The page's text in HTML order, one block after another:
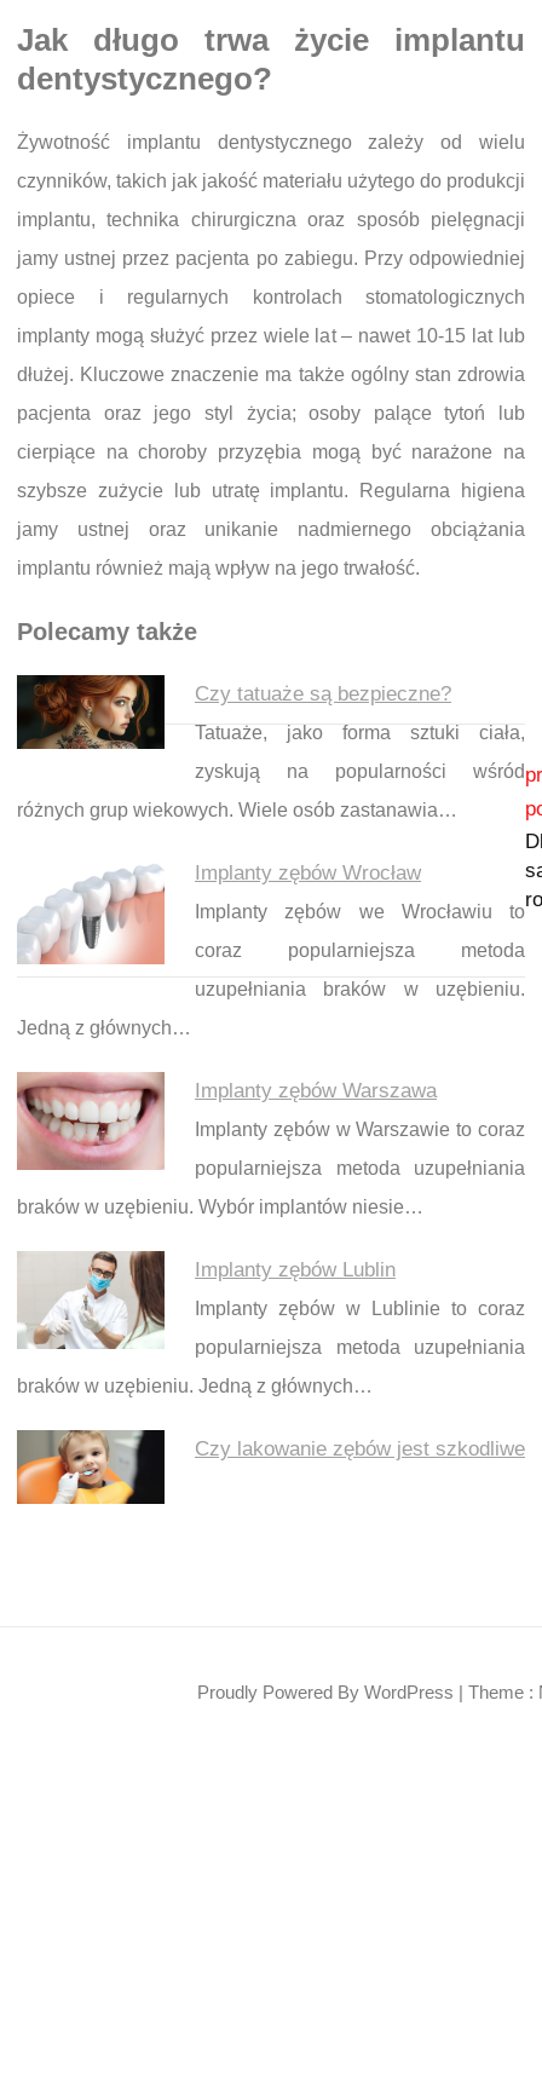
Jak długo trwa życie implantu
dentystycznego?
Żywotność implantu dentystycznego zależy od wielu
czynników, takich jak jakość materiału użytego do produkcji
implantu, technika chirurgiczna oraz sposób pielęgnacji
jamy ustnej przez pacjenta po zabiegu. Przy odpowiedniej
opiece i regularnych kontrolach stomatologicznych
implanty mogą służyć przez wiele lat – nawet 10-15 lat lub
dłużej. Kluczowe znaczenie ma także ogólny stan zdrowia
pacjenta oraz jego styl życia; osoby palące tytoń lub
cierpiące na choroby przyzębia mogą być narażone na
szybsze zużycie lub utratę implantu. Regularna higiena
jamy ustnej oraz unikanie nadmiernego obciążania
implantu również mają wpływ na jego trwałość.
Polecamy także
Czy tatuaże są bezpieczne?
Tatuaże, jako forma sztuki ciała,
zyskują na popularności wśród
różnych grup wiekowych. Wiele osób zastanawia…
Implanty zębów Wrocław
Implanty zębów we Wrocławiu to
coraz popularniejsza metoda
uzupełniania braków w uzębieniu.
Jedną z głównych…
Implanty zębów Warszawa
Implanty zębów w Warszawie to coraz
popularniejsza metoda uzupełniania
braków w uzębieniu. Wybór implantów niesie…
Implanty zębów Lublin
Implanty zębów w Lublinie to coraz
popularniejsza metoda uzupełniania
braków w uzębieniu. Jedną z głównych…
Czy lakowanie zębów jest szkodliwe
Nawigacja wpisu
Proudly Powered By WordPress | Theme :